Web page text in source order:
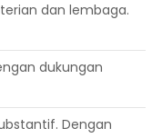
dan lembaga.
dukungan
Dengan